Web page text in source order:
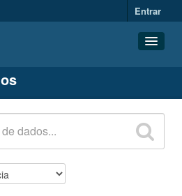
Entrar